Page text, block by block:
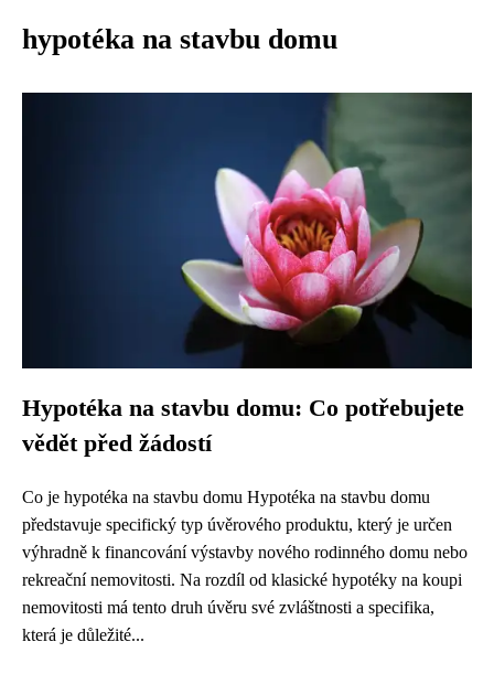
hypotéka na stavbu domu
Hypotéka na stavbu domu: Co potřebujete
vědět před žádostí
Co je hypotéka na stavbu domu Hypotéka na stavbu domu
představuje specifický typ úvěrového produktu, který je určen
výhradně k financování výstavby nového rodinného domu nebo
rekreační nemovitosti. Na rozdíl od klasické hypotéky na koupi
nemovitosti má tento druh úvěru své zvláštnosti a specifika,
která je důležité...